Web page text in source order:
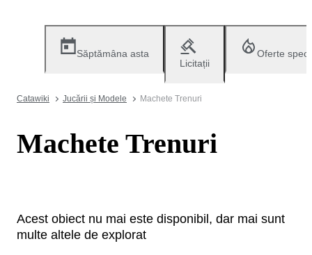
Săptămâna asta
Licitații
Oferte
Catawiki Jucării și Modele Machete Trenuri
Machete Trenuri
Acest obiect nu mai este disponibil, dar mai sunt
multe altele de explorat